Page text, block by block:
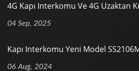
4G Kapı Interkomu Ve 4G Uzaktan
04 Sep, 2025
Kapı Interkomu Yeni Model
06 Aug, 2024